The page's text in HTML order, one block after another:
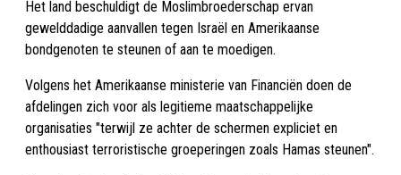
Het land beschuldigt de Moslimbroederschap ervan
gewelddadige aanvallen tegen Israël en Amerikaanse
bondgenoten te steunen of aan te moedigen.
Volgens het Amerikaanse ministerie van Financiën doen de
afdelingen zich voor als legitieme maatschappelijke
organisaties "terwijl ze achter de schermen expliciet en
enthousiast terroristische groeperingen zoals Hamas steunen".